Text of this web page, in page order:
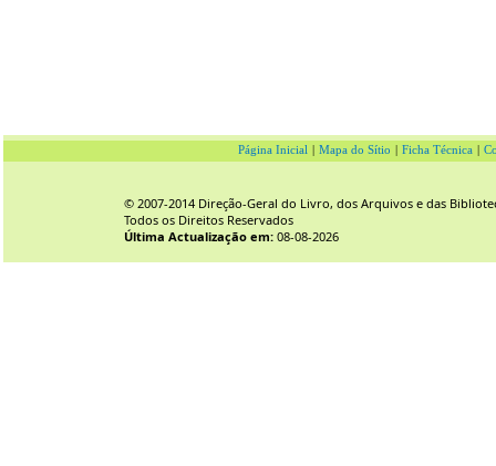
Página Inicial Mapa do Sítio Ficha Técnica
© 2007-2014 Direção-Geral do Livro, dos Arquivos e das
Todos os Direitos Reservados
Última Actualização em: 08-08-2026